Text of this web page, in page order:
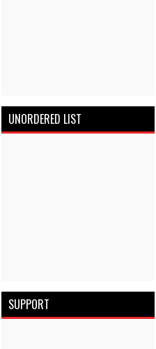
UNORDERED LIST
SUPPORT